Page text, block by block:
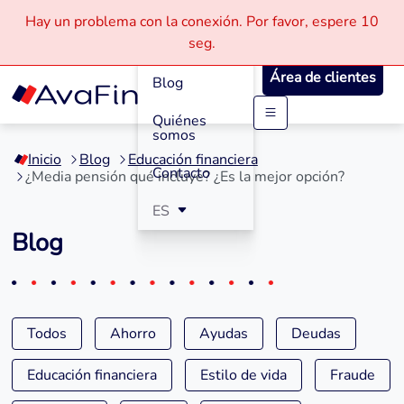
Saltar
contenido
Hay un problema con la conexión. Por favor, espere 10
seg.
Cómo
Funciona
Blog
Quiénes
somos
Contacto
ES
Área de clientes
Inicio Blog
Educación financiera
¿Media pensión qué incluye? ¿Es la mejor opción?
Blog
Todos Ahorro Ayudas Deudas
Educación financiera Estilo de vida Fraude